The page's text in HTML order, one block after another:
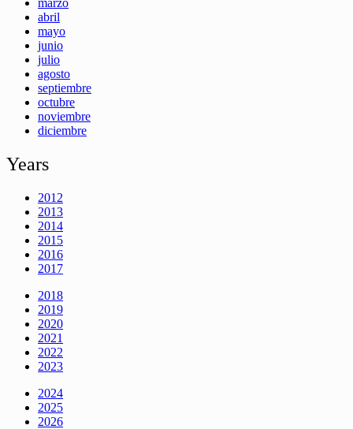
abril
mayo
junio
julio
agosto
septiembre
octubre
noviembre
diciembre
Years
2012
2013
2014
2015
2016
2017
2018
2019
2020
2021
2022
2023
2024
2025
2026